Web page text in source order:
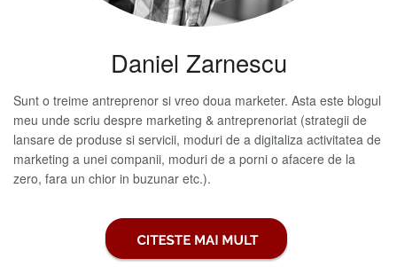
Daniel Zarnescu
Sunt o treime antreprenor si vreo doua marketer. Asta este blogul
meu unde scriu despre marketing & antreprenoriat (strategii de
lansare de produse si servicii, moduri de a digitaliza activitatea de
marketing a unei companii, moduri de a porni o afacere de la
zero, fara un chior in buzunar etc.).